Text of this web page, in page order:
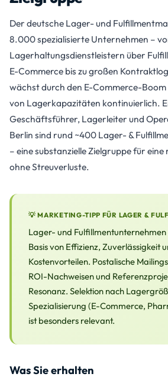
Der deutsche Lager- und
8.000 spezialisierte Unternehmen –
Lagerhaltungsdienstleistern über
E-Commerce bis zu großen
wächst durch den E-Commerce-
von Lagerkapazitäten kontinuierlich.
Geschäftsführer, Lagerleiter und
Berlin sind rund ~400 Lager- &
– eine substanzielle Zielgruppe für
ohne Streuverluste.
💡 MARKETING-TIPP FÜR LAGER &
Lager- und
Basis von Effizienz, Zuverlässigkeit
Kostenvorteilen. Postalische
ROI-Nachweisen und
Resonanz. Selektion nach
Spezialisierung (E-Commerce,
ist besonders relevant.
Was Sie erhalten